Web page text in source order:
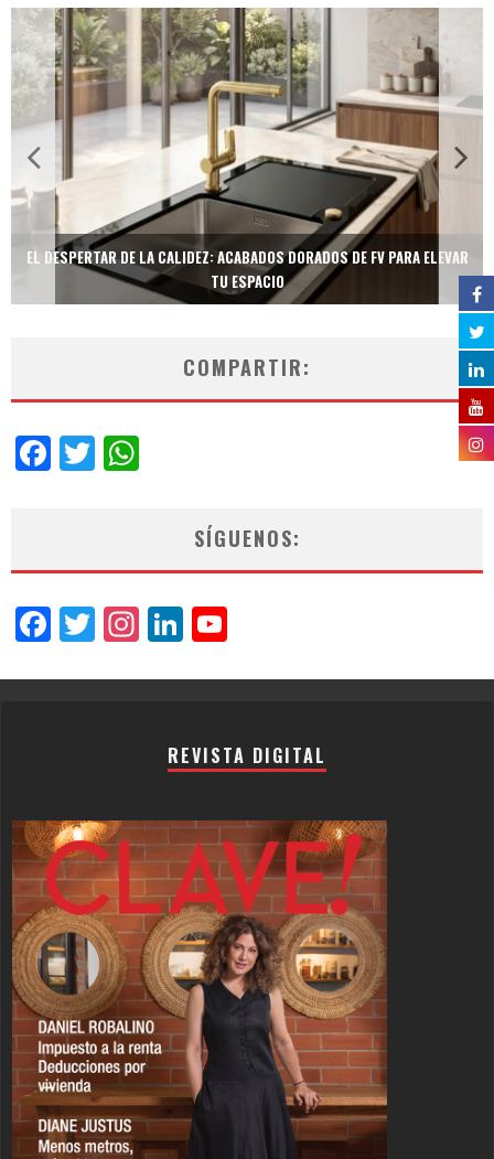
EL DESPERTAR DE LA CALIDEZ: ACABADOS DORADOS DE FV PARA ELEVAR
TU ESPACIO
COMPARTIR:
Facebook
Twitter
SÍGUENOS:
Facebook
Twitter
Instagram
LinkedIn
REVISTA DIGITAL